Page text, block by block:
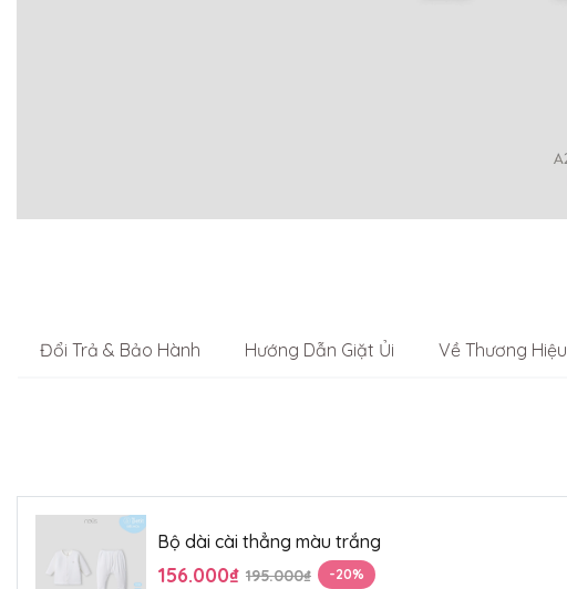
Đổi Trả & Bảo Hành Hướng Dẫn Giặt Ủi Về Thương Hiệu
Bộ dài cài thẳng màu trắng
156.000₫ 195.000₫ -20%